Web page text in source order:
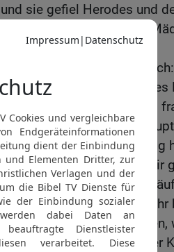
und sie gefiel Herodes und
sprach der König zu dem
ich will dir’s geben.
Und er schwor ihr
geben, bis zur Hälfte meines
Und sie ging hinaus und
bitten? Die sprach: Das
25 Da ging sie sogleich eilig
sprach: Ich will, dass du mir
das Haupt Johannes des
26 Und der König wurde
derer, die mit zu Tisch
27 Und alsbald schickte der